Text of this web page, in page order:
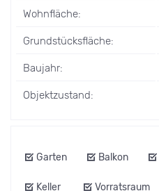
Wohnfläche:
Grundstücksfläche:
Baujahr:
Objektzustand:
Garten Balkon
Keller Vorratsraum